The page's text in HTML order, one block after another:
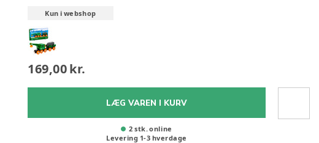
Kun i webshop
169,00 kr.
LÆG VAREN I KURV
2 stk. online
Levering 1-3 hverdage